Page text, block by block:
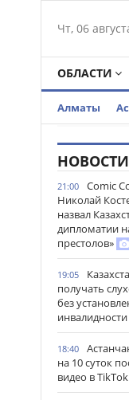
Чт, 06
ОБЛАСТИ
Алматы
НОВОСТИ
21:00
Comic
Николай
назвал
дипломатии
престолов»
19:05
получать
без
инвалидности
18:40
на 10 суток
видео в TikTok